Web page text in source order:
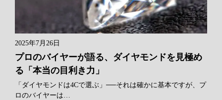
2025年7月26日
プロのバイヤーが語る、ダイヤモンドを見極め
る「本当の目利き力」
「ダイヤモンドは4Cで選ぶ」──それは確かに基本ですが、プ
ロのバイヤーは…